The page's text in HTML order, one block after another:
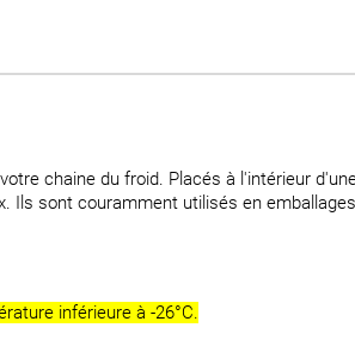
chaine du froid. Placés à l'intérieur
sont couramment utilisés en
inférieure à -26°C.